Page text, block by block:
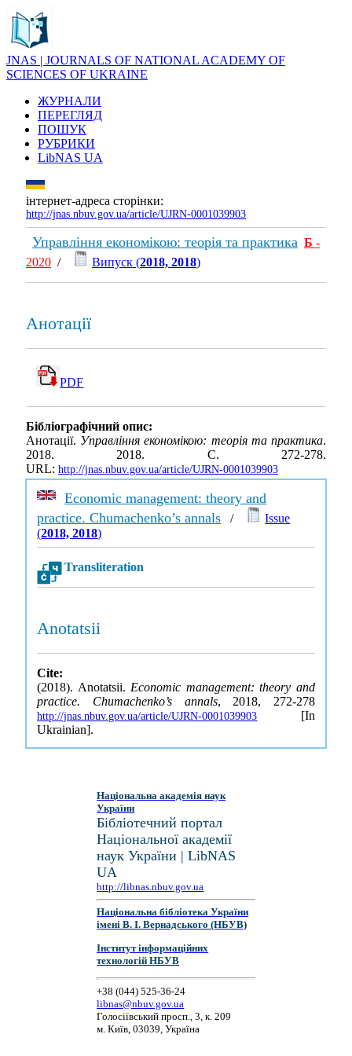
JNAS | JOURNALS OF NATIONAL ACADEMY OF
SCIENCES OF UKRAINE
ЖУРНАЛИ
ПЕРЕГЛЯД
ПОШУК
РУБРИКИ
LibNAS UA
інтернет-адреса сторінки:
http://jnas.nbuv.gov.ua/article/UJRN-0001039903
Управління економікою: теорія та практика Б -
2020 / Випуск (2018, 2018)
Анотації
PDF
Бібліографічний опис:
Анотації. Управління економікою: теорія та практика.
2018. 2018. С. 272-278.
URL: http://jnas.nbuv.gov.ua/article/UJRN-0001039903
Economic management: theory and
practice. Chumachenko’s annals /
Issue
(2018, 2018)
Transliteration
Anotatsii
Cite:
(2018). Anotatsii. Economic management: theory and
practice. Chumachenko’s annals, 2018, 272-278
http://jnas.nbuv.gov.ua/article/UJRN-0001039903 [In
Ukrainian].
Національна академія наук
України
Бібліотечний портал
Національної академії
наук України | LibNAS
UA
http://libnas.nbuv.gov.ua
Національна бібліотека України
імені В. І. Вернадського (НБУВ)
Інститут інформаційних
технологій НБУВ
+38 (044) 525-36-24
libnas@nbuv.gov.ua
Голосіївський просп., 3, к. 209
м. Київ, 03039, Україна